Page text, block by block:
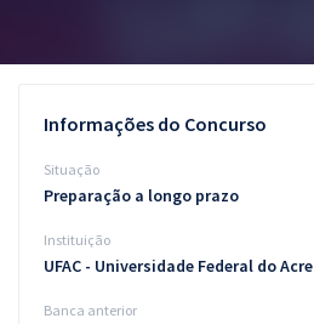
Conteúdo gratuito
Blog
Informações do Concurso
Situação
Preparação a longo prazo
Instituição
UFAC - Universidade Federal do Acre
Banca anterior